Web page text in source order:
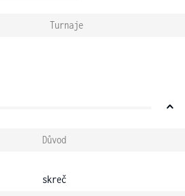
Turnaje
Důvod
skreč